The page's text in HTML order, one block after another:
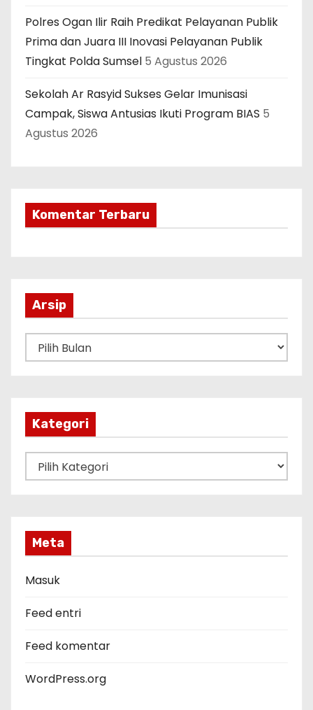
Polres Ogan Ilir Raih Predikat Pelayanan Publik
Prima dan Juara III Inovasi Pelayanan Publik
Tingkat Polda Sumsel 5 Agustus 2026
Sekolah Ar Rasyid Sukses Gelar Imunisasi
Campak, Siswa Antusias Ikuti Program BIAS 5
Agustus 2026
Komentar Terbaru
Arsip
r
Kategori
a
o
r
Meta
Masuk
Feed entri
Feed komentar
WordPress.org